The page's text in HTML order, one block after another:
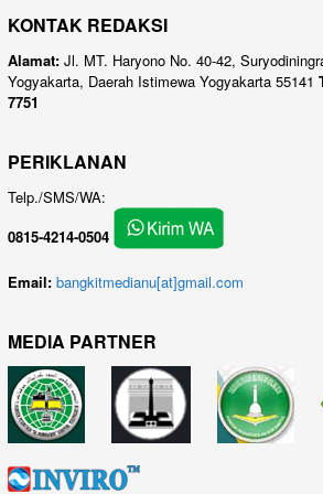
KONTAK REDAKSI
Alamat: Jl. MT. Haryono No. 40-42,
Yogyakarta, Daerah Istimewa Yogyakarta 55141
7751
PERIKLANAN
Telp./SMS/WA:
0815-4214-0504
Email: bangkitmedianu[at]gmail.com
MEDIA PARTNER